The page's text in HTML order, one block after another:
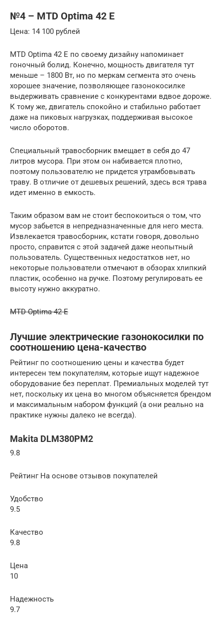
№4 – MTD Optima 42 E
Цена: 14 100 рублей
MTD Optima 42 E по своему дизайну напоминает
гоночный болид. Конечно, мощность двигателя тут
меньше – 1800 Вт, но по меркам сегмента это очень
хорошее значение, позволяющее газонокосилке
выдерживать сравнение с конкурентами вдвое дороже.
К тому же, двигатель спокойно и стабильно работает
даже на пиковых нагрузках, поддерживая высокое
число оборотов.
Специальный травосборник вмещает в себя до 47
литров мусора. При этом он набивается плотно,
поэтому пользователю не придется утрамбовывать
траву. В отличие от дешевых решений, здесь вся трава
идет именно в емкость.
Таким образом вам не стоит беспокоиться о том, что
мусор забьется в непредназначенные для него места.
Извлекается травосборник, кстати говоря, довольно
просто, справится с этой задачей даже неопытный
пользователь. Существенных недостатков нет, но
некоторые пользователи отмечают в обзорах хлипкий
пластик, особенно на ручке. Поэтому регулировать ее
высоту нужно аккуратно.
MTD Optima 42 E
Лучшие электрические газонокосилки по
соотношению цена-качество
Рейтинг по соотношению цены и качества будет
интересен тем покупателям, которые ищут надежное
оборудование без переплат. Премиальных моделей тут
нет, поскольку их цена во многом объясняется брендом
и максимальным набором функций (а они реально на
практике нужны далеко не всегда).
Makita DLM380PM2
9.8
Рейтинг На основе отзывов покупателей
Удобство
9.5
Качество
9.8
Цена
10
Надежность
9.7